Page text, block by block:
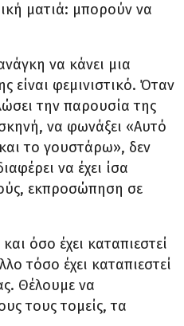
ματιά: μπορούν να
να κάνει μια
είναι φεμινιστικό. Όταν
την παρουσία της
να φωνάξει «Αυτό
το γουστάρω», δεν
να έχει ίσα
εκπροσώπηση σε
όσο έχει καταπιεστεί
τόσο έχει καταπιεστεί
Θέλουμε να
τους τομείς, τα